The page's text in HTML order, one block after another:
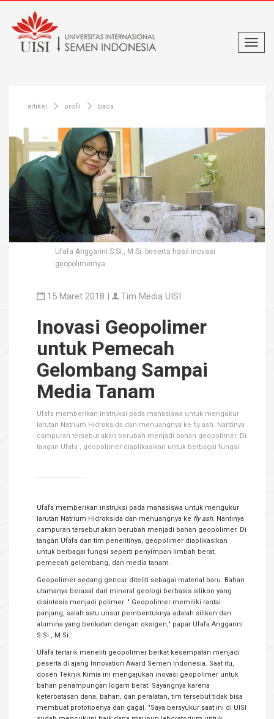
artikel profil baca
Ufafa Anggarini S.Si., M.Si. beserta hasil inovasi
geopolimernya.
15 Maret 2018 | Tim Media UISI
Inovasi Geopolimer
untuk Pemecah
Gelombang Sampai
Media Tanam
Ufafa memberikan instruksi pada mahasiswa untuk mengukur
larutan Natrium Hidroksida dan menuangnya ke fly ash. Nantinya
campuran tersebut akan berubah menjadi bahan geopolimer. Di
tangan Ufafa , geopolimer diaplikasikan untuk berbagai fungsi.
Ufafa memberikan instruksi pada mahasiswa untuk mengukur
larutan Natrium Hidroksida dan menuangnya ke fly ash. Nantinya
campuran tersebut akan berubah menjadi bahan geopolimer. Di
tangan Ufafa dan tim penelitinya, geopolimer diaplikasikan
untuk berbagai fungsi seperti penyimpan limbah berat,
pemecah gelombang, dan media tanam.
Geopolimer sedang gencar diteliti sebagai material baru. Bahan
utamanya berasal dari mineral geologi berbasis silikon yang
disintesis menjadi polimer. " Geopolimer memiliki rantai
panjang, salah satu unsur pembentuknya adalah silikon dan
alumina yang berikatan dengan oksigen," papar Ufafa Anggarini
S.Si., M.Si.
Ufafa tertarik meneliti geopolimer berkat kesempatan menjadi
peserta di ajang Innovation Award Semen Indonesia. Saat itu,
dosen Teknik Kimia ini mengajukan inovasi geopolimer untuk
bahan penampungan logam berat. Sayangnya karena
keterbatasan dana, bahan, dan peralatan, tim tersebut tidak bisa
membuat prototipenya dan gagal. "Saya bersyukur saat ini di UISI